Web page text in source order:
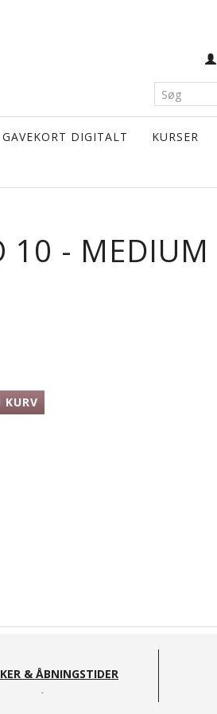
GAVEKORT DIGITALT KURSER
10 - MEDIUM
& ÅBNINGSTIDER